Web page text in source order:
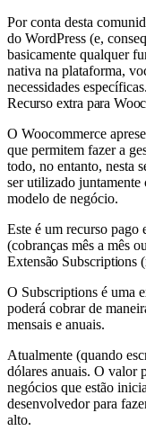
Por conta desta
do WordPress (e,
basicamente qualquer
nativa na plataforma,
necessidades específicas.
Recurso extra para
O Woocommerce
que permitem fazer a
todo, no entanto, nesta
ser utilizado juntamente
modelo de negócio.
Este é um recurso pago
(cobranças mês a mês
Extensão Subscriptions
O Subscriptions é uma
poderá cobrar de
mensais e anuais.
Atualmente (quando
dólares anuais. O valor
negócios que estão
desenvolvedor para
alto.